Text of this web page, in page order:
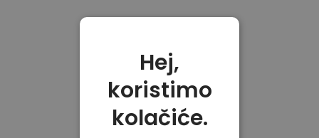
Hej,
koristimo
kolačiće.